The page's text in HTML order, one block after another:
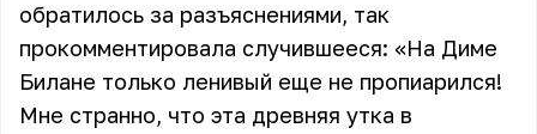
обратилось за разъяснениями, так
прокомментировала случившееся: «На Диме
Билане только ленивый еще не пропиарился!
Мне странно, что эта древняя утка в